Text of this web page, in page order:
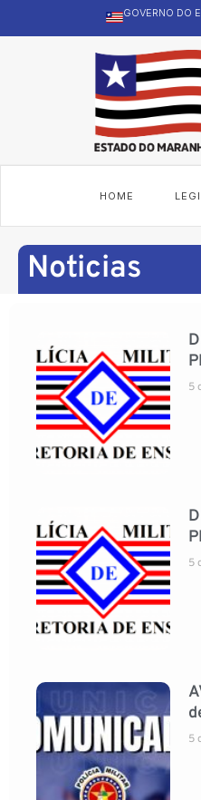
GOVERNO DO
HOME
Noticias
5
5
5